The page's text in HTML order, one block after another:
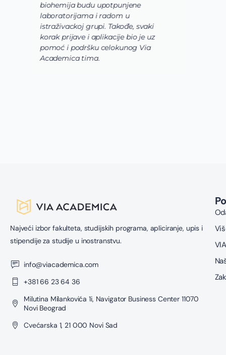
biohemija budu upotpunjene
laboratorijama i radom u
istraživackoj grupi. Takođe, svaki
korak prijave i aplikacije bio je uz
pomoć i podršku celokunog Via
Academica tima.
Najveći izbor fakulteta, studijskih programa, apliciranje, upis i
stipendije za studije u inostranstvu.
info@viacademica.com
+381 66 23 64 36
Milutina Milankovića 1i, Navigator Business Center 11070
Novi Beograd
Cvećarska 1, 21 000 Novi Sad